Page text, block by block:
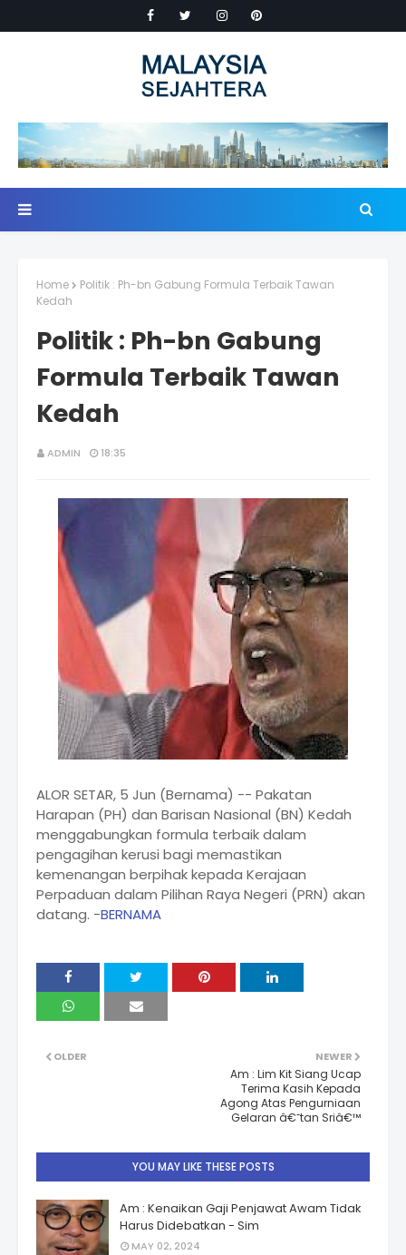
Home
Politik : Ph-bn Gabung Formula Terbaik Tawan
Kedah
Politik : Ph-bn Gabung
Formula Terbaik Tawan
Kedah
ADMIN 18:35
ALOR SETAR, 5 Jun (Bernama) -- Pakatan
Harapan (PH) dan Barisan Nasional (BN) Kedah
menggabungkan formula terbaik dalam
pengagihan kerusi bagi memastikan
kemenangan berpihak kepada Kerajaan
Perpaduan dalam Pilihan Raya Negeri (PRN) akan
datang. -BERNAMA
NEWER
Am : Lim Kit Siang Ucap
Terima Kasih Kepada
Agong Atas Pengurniaan
Gelaran â€˜tan Sriâ€™
OLDER
YOU MAY LIKE THESE POSTS
Am : Kenaikan Gaji Penjawat Awam Tidak
Harus Didebatkan - Sim
MAY 02, 2024